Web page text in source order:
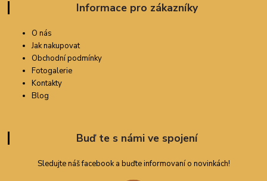
Informace pro zákazníky
O nás
Jak nakupovat
Obchodní podmínky
Fotogalerie
Kontakty
Blog
Buď te s námi ve spojení
Sledujte náš facebook a buďte informovaní o novinkách!